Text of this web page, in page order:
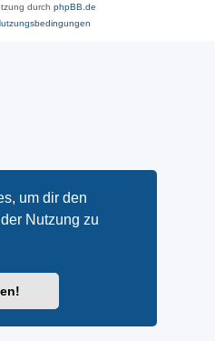
um dir den
Nutzung zu
durch phpBB.de